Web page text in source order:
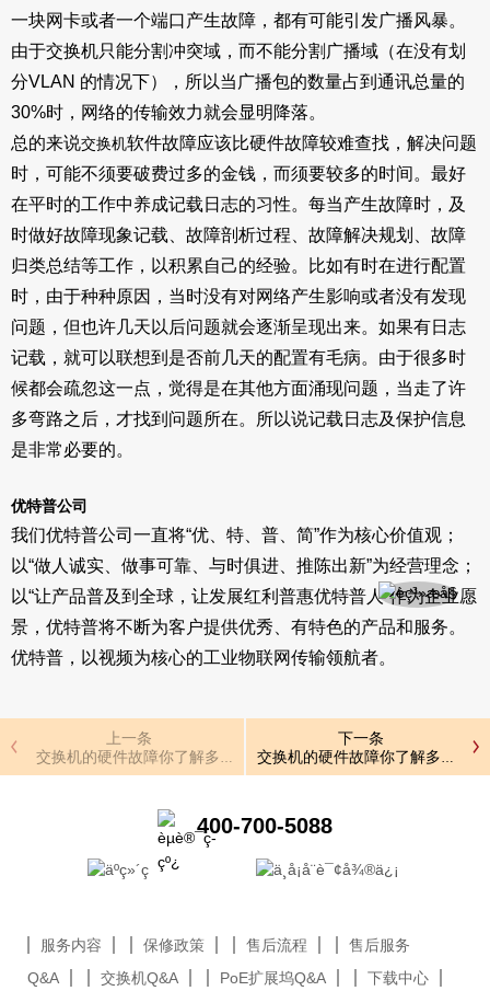
一块网卡或者一个端口产生故障，都有可能引发广播风暴。
由于交换机只能分割冲突域，而不能分割广播域（在没有划
分VLAN 的情况下），所以当广播包的数量占到通讯总量的
30%时，网络的传输效力就会显明降落。
总的来说交换机软件故障应该比硬件故障较难查找，解决问题
时，可能不须要破费过多的金钱，而须要较多的时间。最好
在平时的工作中养成记载日志的习性。每当产生故障时，及
时做好故障现象记载、故障剖析过程、故障解决规划、故障
归类总结等工作，以积累自己的经验。比如有时在进行配置
时，由于种种原因，当时没有对网络产生影响或者没有发现
问题，但也许几天以后问题就会逐渐呈现出来。如果有日志
记载，就可以联想到是否前几天的配置有毛病。由于很多时
候都会疏忽这一点，觉得是在其他方面涌现问题，当走了许
多弯路之后，才找到问题所在。所以说记载日志及保护信息
是非常必要的。
优特普公司
我们优特普公司一直将“优、特、普、简”作为核心价值观；
以“做人诚实、做事可靠、与时俱进、推陈出新”为经营理念；
以“让产品普及到全球，让发展红利普惠优特普人”作为企业愿
景，优特普将不断为客户提供优秀、有特色的产品和服务。
优特普，以视频为核心的工业物联网传输领航者。
上一条
交换机的硬件故障你了解多少呢？
下一条
交换机的硬件故障你了解多少呢？
400-700-5088
服务内容 保修政策 售后流程
售后服务
Q&A
交换机Q&A PoE扩展坞Q&A 下载中心